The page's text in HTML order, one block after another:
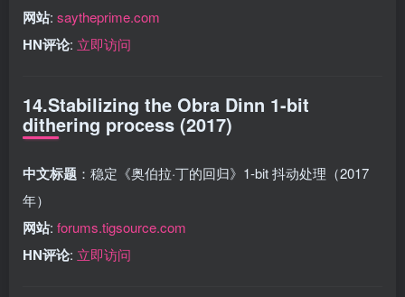
网站: saytheprime.com
HN评论: 立即访问
14.Stabilizing the Obra Dinn 1-bit
dithering process (2017)
中文标题 ：稳定《奥伯拉·丁的回归》1-bit 抖动处理（2017
年）
网站: forums.tigsource.com
HN评论: 立即访问